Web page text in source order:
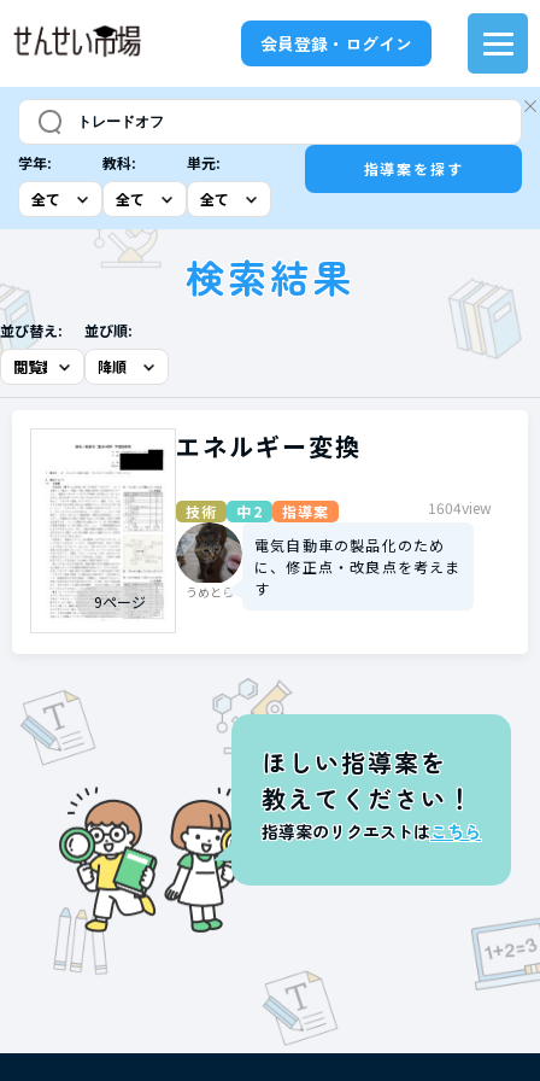
会員登録・ログイン
学年: 教科: 単元: 指導案を探す
検索結果
並び替え: 並び順:
9ページ
エネルギー変換
技術 中2 指導案 1604view
うめとら
電気自動車の製品化のため
に、修正点・改良点を考えま
す
ほしい指導案を
教えてください！
指導案のリクエストはこちら